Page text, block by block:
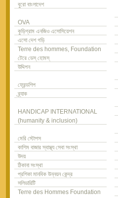
বুরো বাংলাদেশ
OVA
কুড়িগ্রাম এনজিও এসোসিয়েশন
এসো দেশ গড়ি
Terre des hommes, Foundation
টেরে ডেস্ হোমস্
উদ্দিপন
ফ্রেন্ডশিপ
ব্র্যাক
HANDICAP INTERNATIONAL
(humanity & inclusion)
মেরি স্টোপস
কাশিম বাজার স্বাস্থ্য সেবা সংস্থা
উদয়
ঠিকানা সংস্থা
প্রশিকা মানবিক উন্নয়ন কেন্দ্র
সলিডারিটি
Terre des Hommes Foundation